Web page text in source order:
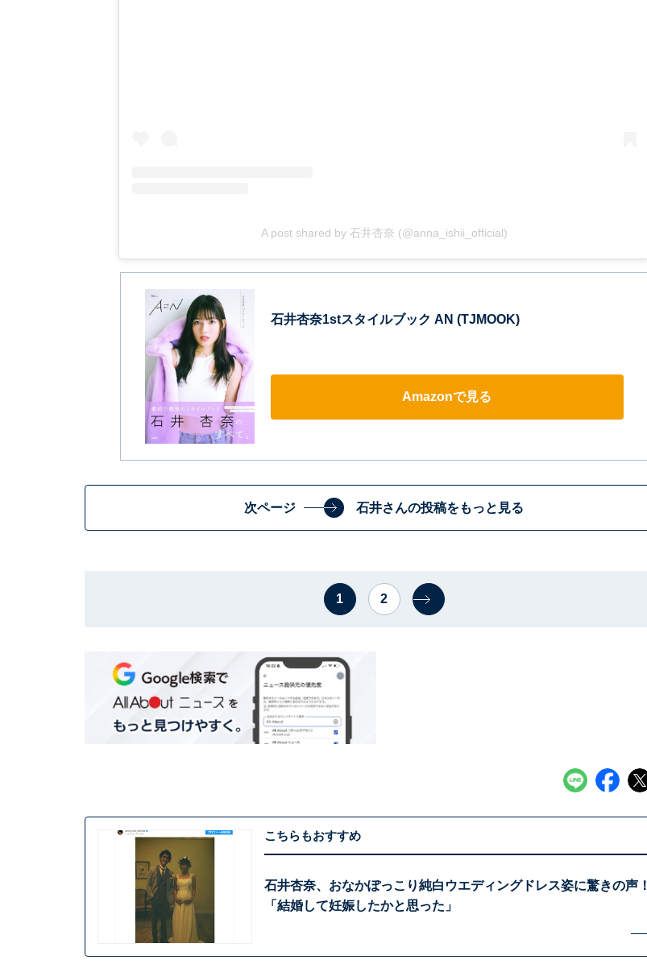
A post shared by 石井杏奈 (@anna_ishii_official)
石井杏奈1stスタイルブック AN (TJMOOK)
Amazonで見る
次ページ 石井さんの投稿をもっと見る
1 2
こちらもおすすめ
石井杏奈、おなかぽっこり純白ウエディングドレス姿に驚きの声！
「結婚して妊娠したかと思った」